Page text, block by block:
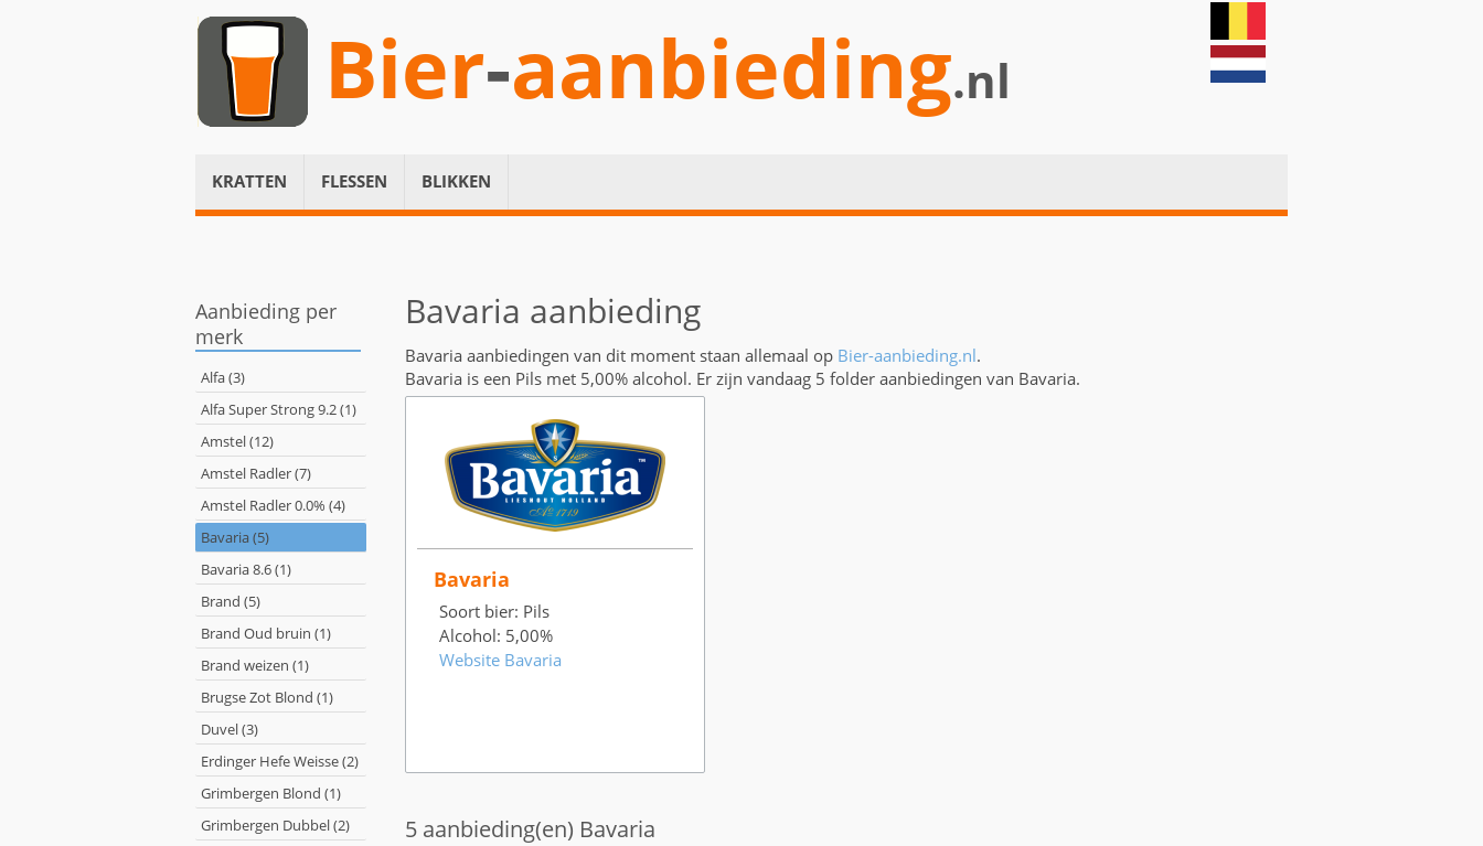
Bier-aanbieding.nl
KRATTEN FLESSEN BLIKKEN
Aanbieding per
merk
Alfa (3)
Alfa Super Strong 9.2 (1)
Amstel (12)
Amstel Radler (7)
Amstel Radler 0.0% (4)
Bavaria (5)
Bavaria 8.6 (1)
Brand (5)
Brand Oud bruin (1)
Brand weizen (1)
Brugse Zot Blond (1)
Duvel (3)
Erdinger Hefe Weisse (2)
Grimbergen Blond (1)
Grimbergen Dubbel (2)
Bavaria aanbieding
Bavaria aanbiedingen van dit moment staan allemaal op Bier-aanbieding.nl.
Bavaria is een Pils met 5,00% alcohol. Er zijn vandaag 5 folder aanbiedingen van Bavaria.
Bavaria
Soort bier: Pils
Alcohol: 5,00%
Website Bavaria
5 aanbieding(en) Bavaria